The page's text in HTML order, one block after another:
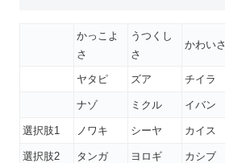
かっこよ
さ
うつくし
さ
かわいさ
ヤタピ ズア チイラ
ナゾ ミクル イバン
選択肢1 ノワキ シーヤ カイス
選択肢2 タンガ ヨロギ カシブ